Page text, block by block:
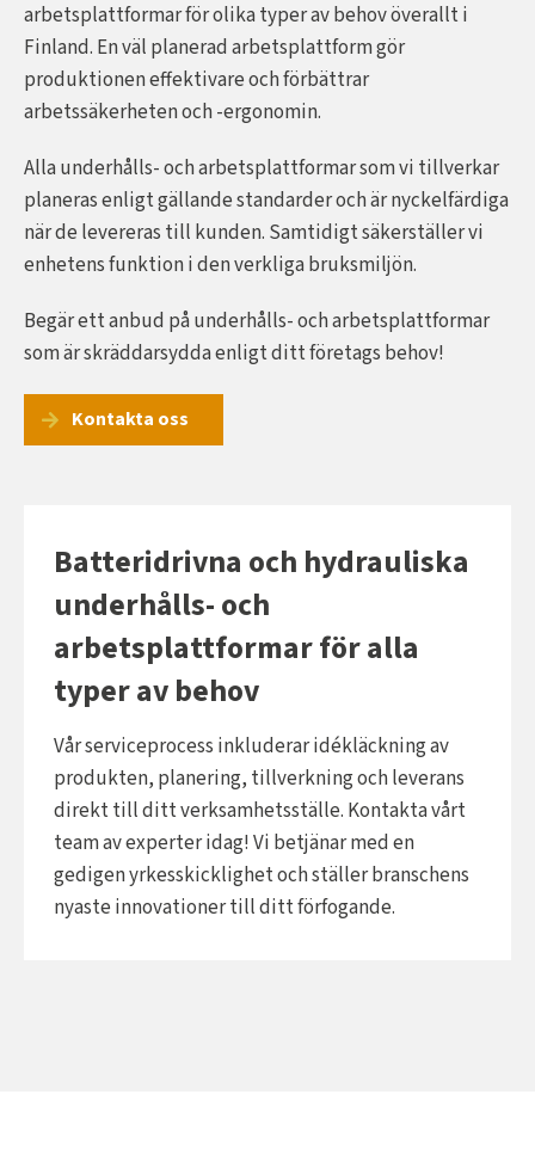
arbetsplattformar för olika typer av behov överallt i
Finland. En väl planerad arbetsplattform gör
produktionen effektivare och förbättrar
arbetssäkerheten och -ergonomin.
Alla underhålls- och arbetsplattformar som vi tillverkar
planeras enligt gällande standarder och är nyckelfärdiga
när de levereras till kunden. Samtidigt säkerställer vi
enhetens funktion i den verkliga bruksmiljön.
Begär ett anbud på underhålls- och arbetsplattformar
som är skräddarsydda enligt ditt företags behov!
Kontakta oss
Batteridrivna och hydrauliska
underhålls- och
arbetsplattformar för alla
typer av behov
Vår serviceprocess inkluderar idékläckning av
produkten, planering, tillverkning och leverans
direkt till ditt verksamhetsställe. Kontakta vårt
team av experter idag! Vi betjänar med en
gedigen yrkesskicklighet och ställer branschens
nyaste innovationer till ditt förfogande.